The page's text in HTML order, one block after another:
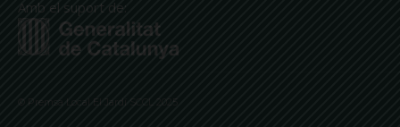
Amb el suport de:
© Premsa Local El Jardí SCCL 2025